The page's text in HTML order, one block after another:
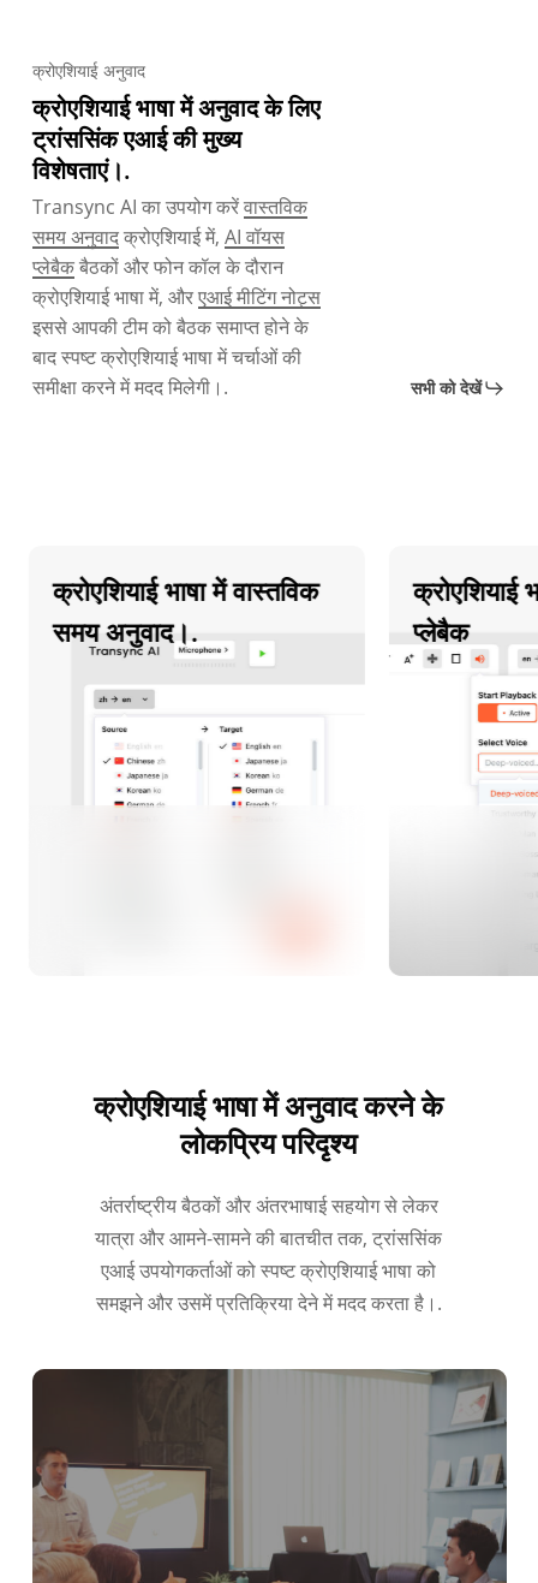
क्रोएशियाई अनुवाद
क्रोएशियाई भाषा में अनुवाद के लिए
ट्रांससिंक एआई की मुख्य
विशेषताएं।.
Transync AI का उपयोग करेंवास्तविक
समय अनुवादक्रोएशियाई में,AI वॉयस
प्लेबैकबैठकों और फोन कॉल के दौरान
क्रोएशियाई भाषा में, औरएआई मीटिंग नोट्स
इससे आपकी टीम को बैठक समाप्त होने के
बाद स्पष्ट क्रोएशियाई भाषा में चर्चाओं की
समीक्षा करने में मदद मिलेगी।.
सभी को देखें
क्रोएशियाई भाषा में वास्तविक
समय अनुवाद।.
क्रोएशियाई
प्लेबैक
क्रोएशियाई भाषा में अनुवाद करने के
लोकप्रिय परिदृश्य
अंतर्राष्ट्रीय बैठकों और अंतरभाषाई सहयोग से लेकर
यात्रा और आमने-सामने की बातचीत तक, ट्रांससिंक
एआई उपयोगकर्ताओं को स्पष्ट क्रोएशियाई भाषा को
समझने और उसमें प्रतिक्रिया देने में मदद करता है।.